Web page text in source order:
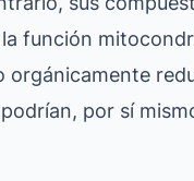
función
por sí